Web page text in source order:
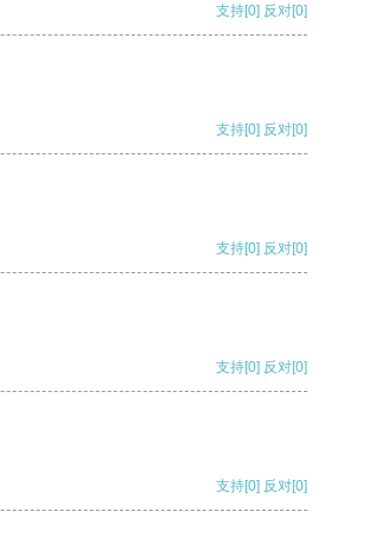
支持[0] 反对[0]
支持[0] 反对[0]
支持[0] 反对[0]
支持[0] 反对[0]
支持[0] 反对[0]